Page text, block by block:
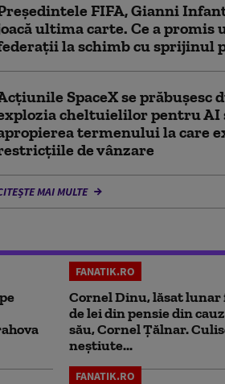
FIFA, Gianni
ultima carte. Ce a promis
la schimb cu sprijinul
SpaceX se prăbuşesc
cheltuielilor pentru AI
termenului la care
de vânzare
MAI MULTE
FANATIK.RO
Cornel Dinu, lăsat lunar
de lei din pensie din
său, Cornel Țălnar.
neștiute...
FANATIK.RO